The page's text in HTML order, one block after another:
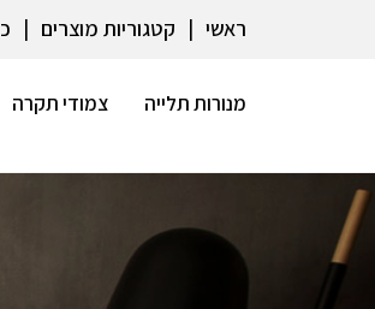
ראשי קטגוריות מוצרים
מנורות תלייה צמודי תקרה